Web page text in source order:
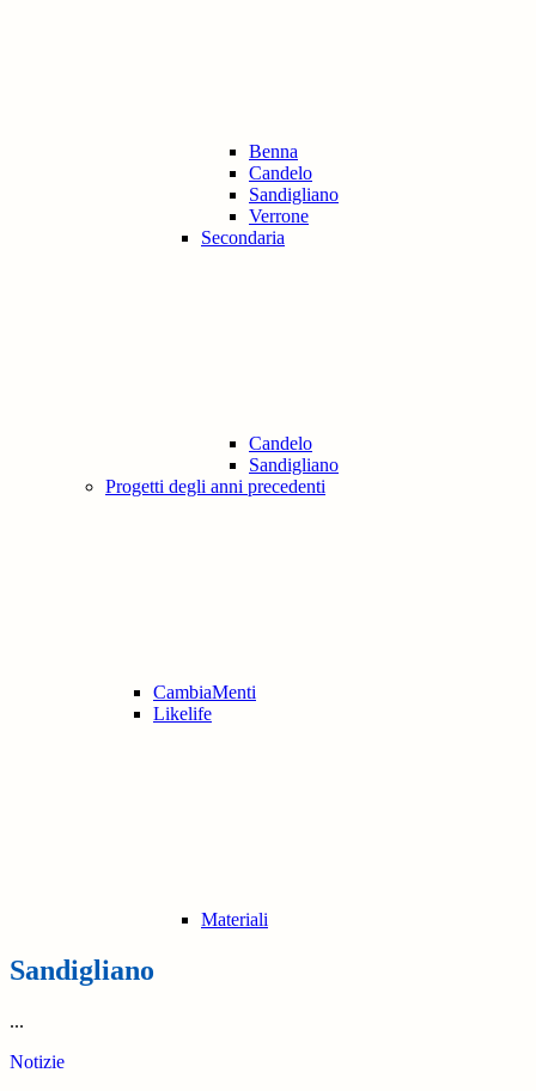
Benna
Candelo
Sandigliano
Verrone
Secondaria
Candelo
Sandigliano
Progetti degli anni precedenti
CambiaMenti
Likelife
Materiali
Sandigliano
...
Notizie